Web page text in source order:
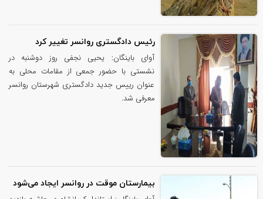
رئیس دادگستری روانسر تغییر کرد
آوای باینگان: یحیی نجفی روز دوشنبه در
نشستی با حضور جمعی از مقامات محلی به
عنوان رییس جدید دادگستری شهرستان روانسر
معرفی شد.
بیمارستان موقت در روانسر ایجاد می‌شود